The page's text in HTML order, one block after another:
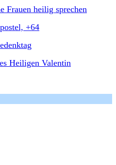
Frauen heilig sprechen
+64
Heiligen Valentin